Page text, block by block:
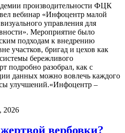
производительности ФЦК
вебинар «Инфоцентр малой
управления для
Мероприятие было
подходам к внедрению
участков, бригад и цехов как
бережливого
подробно разобрал, как с
данных можно вовлечь каждого
улучшений.«Инфоцентр –
2026
вербовки?